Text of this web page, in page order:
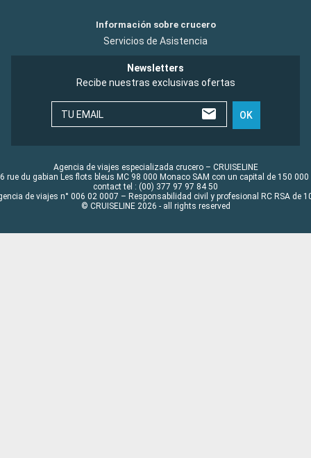
Información sobre crucero
Servicios de Asistencia
Newsletters
Recibe nuestras exclusivas ofertas
TU EMAIL OK
Agencia de viajes especializada crucero – CRUISELINE
rue du gabian Les flots bleus MC 98 000 Monaco SAM con un capital de 150 000
contact tel : (00) 377 97 97 84 50
de viajes n° 006 02 0007 – Responsabilidad civil y profesional RC RSA de
© CRUISELINE 2026 - all rights reserved